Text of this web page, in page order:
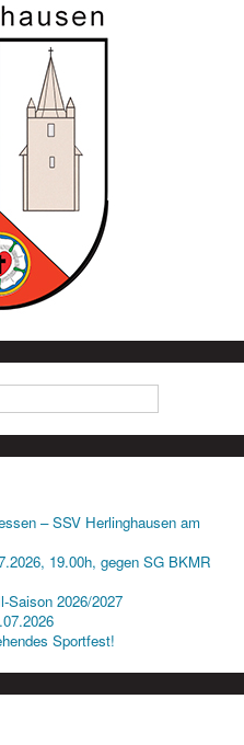
– SSV Herlinghausen am
19.00h, gegen SG BKMR
Saison 2026/2027
Sportfest!